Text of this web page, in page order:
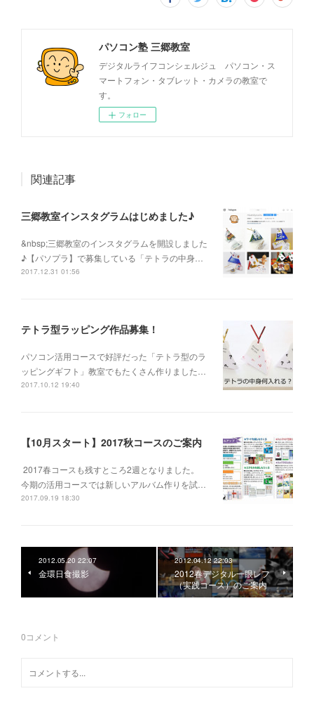
パソコン塾 三郷教室
デジタルライフコンシェルジュ パソコン・ス
マートフォン・タブレット・カメラの教室で
す。
フォロー
関連記事
三郷教室インスタグラムはじめました♪
&nbsp;三郷教室のインスタグラムを開設しました
♪【パソプラ】で募集している「テトラの中身…
2017.12.31 01:56
テトラ型ラッピング作品募集！
パソコン活用コースで好評だった「テトラ型のラ
ッピングギフト」教室でもたくさん作りました…
2017.10.12 19:40
【10月スタート】2017秋コースのご案内
2017春コースも残すところ2週となりました。
今期の活用コースでは新しいアルバム作りを試…
2017.09.19 18:30
2012.05.20 22:07
金環日食撮影
2012.04.12 22:03
2012春デジタル一眼レフ
（実践コース）のご案内
0コメント